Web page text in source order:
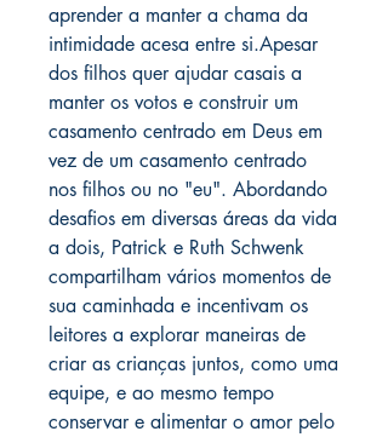
aprender a manter a chama da
intimidade acesa entre si.Apesar
dos filhos quer ajudar casais a
manter os votos e construir um
casamento centrado em Deus em
vez de um casamento centrado
nos filhos ou no "eu". Abordando
desafios em diversas áreas da vida
a dois, Patrick e Ruth Schwenk
compartilham vários momentos de
sua caminhada e incentivam os
leitores a explorar maneiras de
criar as crianças juntos, como uma
equipe, e ao mesmo tempo
conservar e alimentar o amor pelo